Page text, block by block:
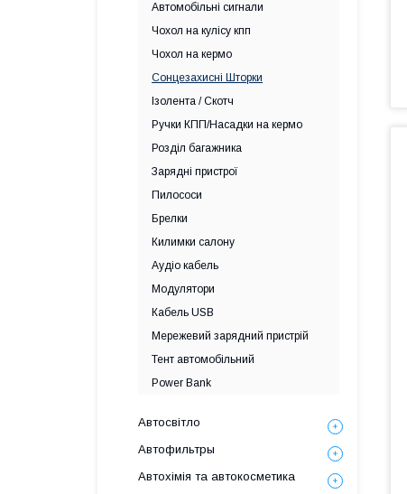
Автомобільні сигнали
Чохол на кулісу кпп
Чохол на кермо
Сонцезахисні Шторки
Ізолента / Скотч
Ручки КПП/Насадки на кермо
Розділ багажника
Зарядні пристрої
Пилососи
Брелки
Килимки салону
Аудіо кабель
Модулятори
Кабель USB
Мережевий зарядний пристрій
Тент автомобільний
Power Bank
Автосвітло
Автофильтры
Автохімія та автокосметика